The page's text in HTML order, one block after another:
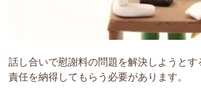
話し合いで慰謝料の問題を解決しようとす
責任を納得してもらう必要があります。